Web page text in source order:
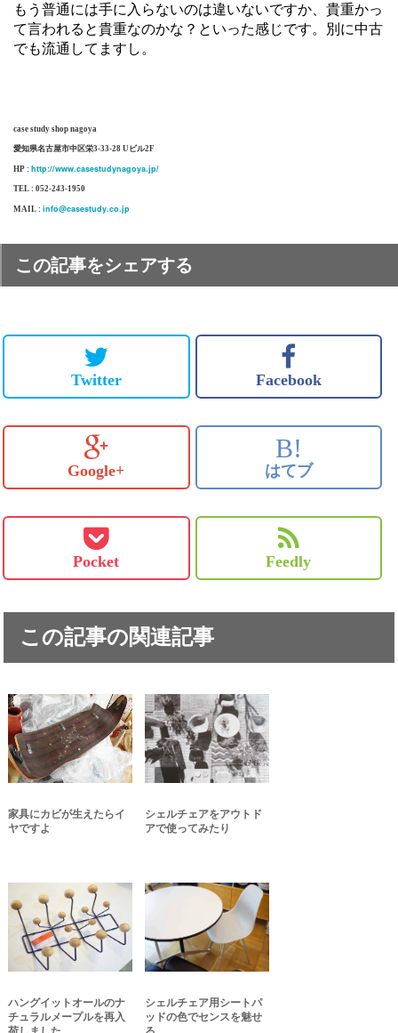
もう普通には手に入らないのは違いないですか、貴重かっ
て言われると貴重なのかな？といった感じです。別に中古
でも流通してますし。
case study shop nagoya
愛知県名古屋市中区栄3-33-28 Uビル2F
HP : http://www.casestudynagoya.jp/
TEL : 052-243-1950
MAIL : info@casestudy.co.jp
この記事をシェアする
Twitter Facebook
Google+
B!
はてブ
Pocket Feedly
この記事の関連記事
家具にカビが生えたらイ
ヤですよ
シェルチェアをアウトド
アで使ってみたり
ハングイットオールのナ
チュラルメープルを再入
シェルチェア用シートパ
ッドの色でセンスを魅せ